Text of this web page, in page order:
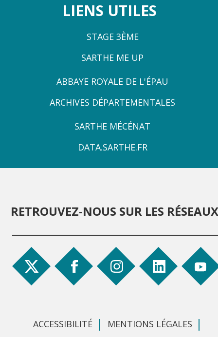
Usages et services numériques en
Infrastructures routières, mobilités et
Jeunesse, éducation, citoyenneté et
LIENS UTILES
STAGE 3ÈME
SARTHE ME UP
ZONEABBAYE ROYALE DE L'ÉPAU
ARCHIVES DÉPARTEMENTALES
SARTHE MÉCÉNAT
DATA.SARTHE.FR
RETROUVEZ-NOUS SUR LES RÉSEAUX
ACCESSIBILITÉ MENTIONS LÉGALES